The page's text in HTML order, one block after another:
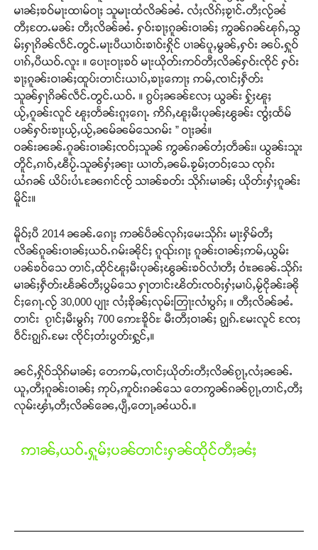
မၢၼ်ႈၶဝ်မႃးထၢမ်ဝႃႈ သူမႃးထႆလိၼ်ၼႆႉ လႆႈလိၵ်ႈၶႂၢင်ႉတီႈလႂ်ၼႆ
တီႈတႄႉမၼ်း တီႈလိၼ်ၼႆႉ ႁဝ်းၶႃႈၵူၼ်းဝၢၼ်ႈ ဢွၼ်ၵၼ်ၽုၵ်ႇသွ
မ်ႈႁႃၵိၼ်လဵင်ႉတွင်ႉမႃးပီယၢဝ်းၶၢဝ်းႁိုင် ပၢၼ်ပူႇမွၼ်ႇႁဝ်း ၼပ်ႉႁူဝ်
ပၢၵ်ႇပီယဝ်ႉလူး ။ ပေႃးဝႃႈၶဝ် မႃးယိုတ်းဢဝ်တီႈလိၼ်ႁဝ်းၸိုင် ႁဝ်း
ၶႃႈၵူၼ်းဝၢၼ်ႈထူပ်းတၢင်းယၢပ်ႇၶႃႈဢေႃႈ ဢမ်ႇၸၢင်ႈႁဵတ်း
သူၼ်ႁႃၵိၼ်လဵင်ႉတွင်ႉယဝ်ႉ ။ ၵွပ်ႈၼၼ်လႄႈ ယွၼ်း ႁႂ်ႈၽူႈ
ယႂ်ႇၵူၼ်းလူင် ၽူႈတႅၼ်းၵူႈၵေႃႉ ဢိၵ်ႇၽူႈမီးပုၼ်ႈၽွၼ်း ၸွႆႈထႅမ်
ပၼ်ႁဝ်းၶႃႈယႂ်ႇယႂ်ႇၼမ်ၼမ်သေၵမ်း ” ဝႃႈၼႆ။
ဝၼ်းၼၼ်ႉၵူၼ်းဝၢၼ်ႈၸဝ်ႈသူၼ် ဢွၼ်ၵၼ်တႆႈတဵၼ်း၊ ယွၼ်းသူး
တိူင်ႇၵၢဝ်ႇၽီပႂ်ႉသူၼ်ႁႆႈၼႃး ယၢတ်ႇၼမ်ႉၶႂမ်ႈတဝ်ႈသေ ၸုၵ်း
ယႆၵၼ် ယိပ်းပၢႆႉၼႄၵၢင်ၸႂ် သၢၼ်ၶတ်း သိုၵ်းမၢၼ်ႈ ယိုတ်းႁႆႈၵူၼ်း
မိူင်း။
မိူဝ်ႈပီ 2014 ၼၼ်ႉၵေႃႈ ဢၼ်ပဵၼ်လုၵ်ႈမေးသိုၵ်း မႃးႁိမ်တီႈ
လိၼ်ၵူၼ်းဝၢၼ်ႈယဝ်ႉၵမ်းၼိုင်ႈ ၵူၺ်းၵႃႈ ၵူၼ်းဝၢၼ်ႈဢမ်ႇယွမ်း
ပၼ်ၶဝ်သေ တၢင်ႇထိုင်ၽူႈမီးပုၼ်ႈၽွၼ်းၶဝ်လၢႆတီႈ ဝၢႆးၼၼ်ႉသိုၵ်း
မၢၼ်ႈႁဵတ်းၽႅၼ်တီႈပွမ်သေ ႁႃတၢင်းၽိတ်းၸဝ်ႈႁႆႈမၢပ်ႇမႂ်ငိုၼ်းၼို
င်ႈၵေႃႉလႂ် 30,000 ပျႃး လႆႈၶိုၼ်ႈလုမ်းတြႃးလၢႆပွၵ်ႈ ။ တီႈလိၼ်ၼႆႉ
တၢင်း ၵႂၢင်ႈမီးမွၵ်ႈ 700 ဢေႊၶိူဝ်ႊ မီးတီႈဝၢၼ်ႈ ၵျွၵ်ႉမႄးလူင် ၸႄႈ
ဝဵင်းၵျွၵ်ႉမႄး ၸိုင်ႈတႆးပွတ်းႁွင်ႇ။
ၼင်ႇႁိုဝ်သိုၵ်မၢၼ်ႈ တေဢမ်ႇၸၢင်ႈယိုတ်းတီႈလိၼ်ၵႂႃႇလႆႈၼၼ်ႉ
ယူႇတီႈၵူၼ်းဝၢၼ်ႈ ဢုပ်ႇဢူဝ်းၵၼ်သေ တေဢွၼ်ၵၼ်ၵႂႃႇတၢင်ႇတီႈ
လုမ်းၾၢႆႇတီႈလိၼ်ၼေႇပျီႇတေႃႇၼႆယဝ်ႉ။
ဢၢၼ်ႇယဝ်ႉႁူမ်ႈပၼ်တၢင်းႁၼ်ထိုင်တီႈၼႆႈ